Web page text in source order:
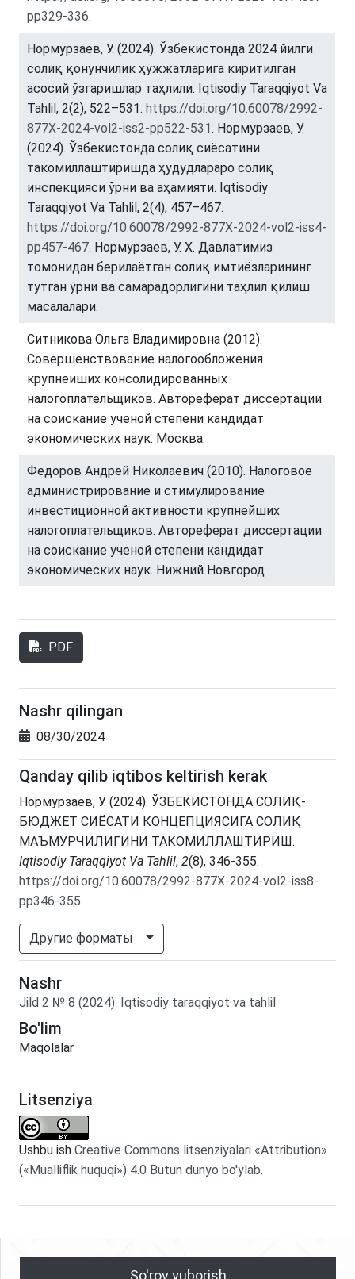
pp329-336.
Нормурзаев, У. (2024). Ўзбекистонда 2024 йилги
солиқ қонунчилик ҳужжатларига киритилган
асосий ўзгаришлар таҳлили. Iqtisodiy Taraqqiyot Va
Tahlil, 2(2), 522–531. https://doi.org/10.60078/2992-
877X-2024-vol2-iss2-pp522-531 . Нормурзаев, У.
(2024). Ўзбекистонда солиқ сиёсатини
такомиллаштиришда ҳудудлараро солиқ
инспекцияси ўрни ва аҳамияти. Iqtisodiy
Taraqqiyot Va Tahlil, 2(4), 457–467.
https://doi.org/10.60078/2992-877X-2024-vol2-iss4-
pp457-467. Нормурзаев, У. Х. Давлатимиз
томонидан берилаётган солиқ имтиёзларининг
тутган ўрни ва самарадорлигини таҳлил қилиш
масалалари.
Ситникова Ольга Владимировна (2012).
Совершенствование налогообложения
крупнеиших консолидированных
налогоплательщиков. Автореферат диссертации
на соискание ученой степени кандидат
экономических наук. Москва.
Федоров Андрей Николаевич (2010). Налоговое
администрирование и стимулирование
инвестиционной активности крупнейших
налогоплательщиков. Автореферат диссертации
на соискание ученой степени кандидат
экономических наук. Нижний Новгород
PDF
Nashr qilingan
08/30/2024
Qanday qilib iqtibos keltirish kerak
Нормурзаев, У. (2024). ЎЗБЕКИСТОНДА СОЛИҚ-
БЮДЖЕТ СИЁСАТИ КОНЦЕПЦИЯСИГА СОЛИҚ
МАЪМУРЧИЛИГИНИ ТАКОМИЛЛАШТИРИШ.
Iqtisodiy Taraqqiyot Va Tahlil, 2(8), 346-355.
https://doi.org/10.60078/2992-877X-2024-vol2-iss8-
pp346-355
Другие форматы
Nashr
Jild 2 № 8 (2024): Iqtisodiy taraqqiyot va tahlil
Bo'lim
Maqolalar
Litsenziya
Ushbu ish Creative Commons litsenziyalari «Attribution»
(«Mualliflik huquqi») 4.0 Butun dunyo bo'ylab.
So'rov yuborish